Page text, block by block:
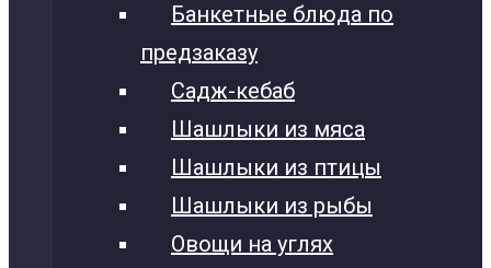
Банкетные блюда по
предзаказу
Садж-кебаб
Шашлыки из мяса
Шашлыки из птицы
Шашлыки из рыбы
Овощи на углях